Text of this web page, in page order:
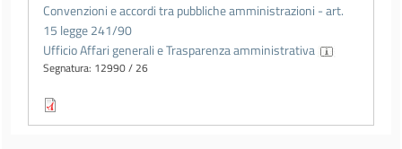
Convenzioni e accordi tra pubbliche amministrazioni - art.
15 legge 241/90
Ufficio Affari generali e Trasparenza amministrativa
Segnatura: 12990 / 26